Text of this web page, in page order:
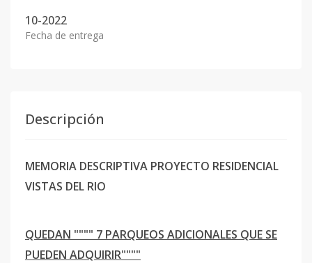
10-2022
Fecha de entrega
Descripción
MEMORIA DESCRIPTIVA PROYECTO RESIDENCIAL
VISTAS DEL RIO
QUEDAN """" 7 PARQUEOS ADICIONALES QUE SE
PUEDEN ADQUIRIR""""